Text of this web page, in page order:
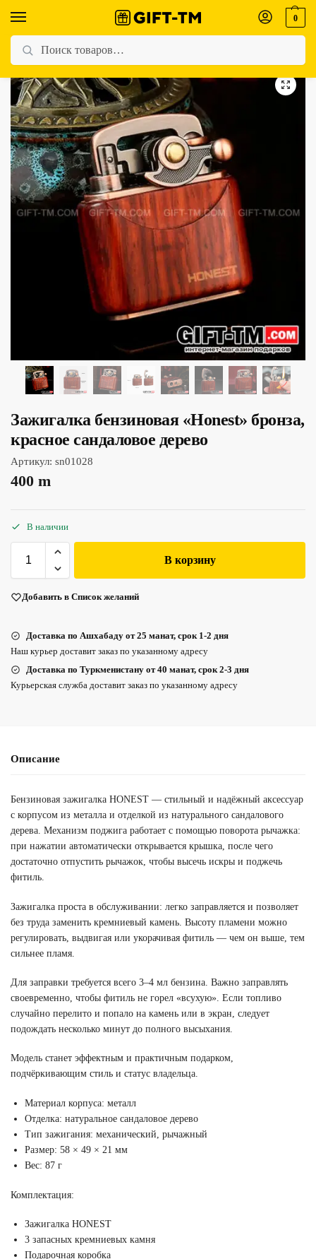
0
Главная Магазин / Для мужчин
Зажигалка бензиновая «Honest» бронза,
красное сандаловое дерево
Артикул: sn01028
400 m
В наличии
В корзину
Добавить в Список желаний
Доставка по Ашхабаду от 25 манат, срок 1-2 дня
Наш курьер доставит заказ по указанному адресу
Доставка по Туркменистану от 40 манат, срок 2-3 дня
Курьерская служба доставит заказ по указанному адресу
Описание
Бензиновая зажигалка HONEST — стильный и надёжный аксессуар
с корпусом из металла и отделкой из натурального сандалового
дерева. Механизм поджига работает с помощью поворота рычажка:
при нажатии автоматически открывается крышка, после чего
достаточно отпустить рычажок, чтобы высечь искры и поджечь
фитиль.
Зажигалка проста в обслуживании: легко заправляется и позволяет
без труда заменить кремниевый камень. Высоту пламени можно
регулировать, выдвигая или укорачивая фитиль — чем он выше, тем
сильнее пламя.
Для заправки требуется всего 3–4 мл бензина. Важно заправлять
своевременно, чтобы фитиль не горел «всухую». Если топливо
случайно перелито и попало на камень или в экран, следует
подождать несколько минут до полного высыхания.
Модель станет эффектным и практичным подарком,
подчёркивающим стиль и статус владельца.
Материал корпуса: металл
Отделка: натуральное сандаловое дерево
Тип зажигания: механический, рычажный
Размер: 58 × 49 × 21 мм
Вес: 87 г
Комплектация:
Зажигалка HONEST
3 запасных кремниевых камня
Подарочная коробка